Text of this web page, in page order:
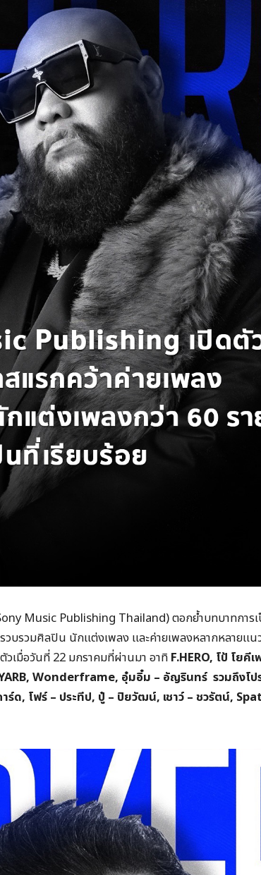
Music Publishing Thailand) ตอกย้ำบทบาทการ
วบรวมศิลปิน นักแต่งเพลง และค่ายเพลงหลากหลายแนว
วเมื่อวันที่ 22 มกราคมที่ผ่านมา อาทิF.HERO, โป้ โยคี
Wonderframe, อุ๋มอิ๋ม – อัญรินทร์ รวมถึงโป
ร์ด, โฟร์ – ประทีป, ปู๋ – ปิยวัฒน์, เชาว์ – ชวรัตน์,